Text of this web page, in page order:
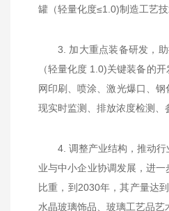
罐（轻量化度≤1.0)制造工艺
3. 加大重点装备研发，
（轻量化度 1.0)关键装备的
网印刷、喷涂、激光爆口、
现实时监测、排放浓度检测
4. 调整产业结构，推动
业与中小企业协调发展，进
比重，到2030年，其产量达
水晶玻璃饰品、玻璃工艺品